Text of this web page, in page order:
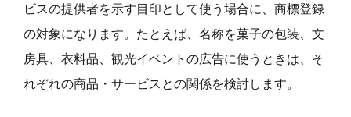
ビスの提供者を示す目印として使う場合に、商標登録
の対象になります。たとえば、名称を菓子の包装、文
房具、衣料品、観光イベントの広告に使うときは、そ
れぞれの商品・サービスとの関係を検討します。